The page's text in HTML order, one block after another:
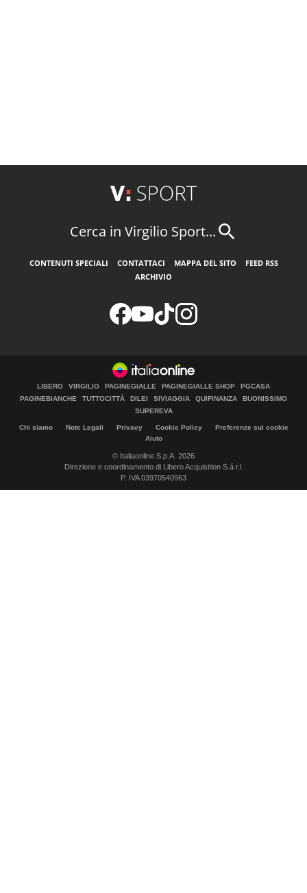
Cerca in Virgilio Sport...
CONTENUTI SPECIALI CONTATTACI MAPPA DEL SITO
FEED RSS
ARCHIVIO
LIBERO VIRGILIO PAGINEGIALLE PAGINEGIALLE SHOP
PGCASA
PAGINEBIANCHE
TUTTOCITTÀ DILEI SIVIAGGIA QUIFINANZA
BUONISSIMO
SUPEREVA
Chi siamo Note Legali Privacy Cookie Policy
Preferenze sui cookie
Aiuto
© Italiaonline S.p.A. 2026
Direzione e coordinamento di Libero Acquisition S.á r.l.
P. IVA 03970540963